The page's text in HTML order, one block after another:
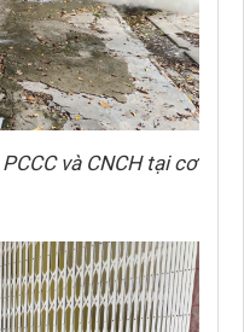
và CNCH tại cơ